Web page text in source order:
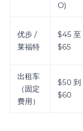
O)
优步 /
莱福特
$45 至
$65
出租车
（固定
费用）
$50 到
$60